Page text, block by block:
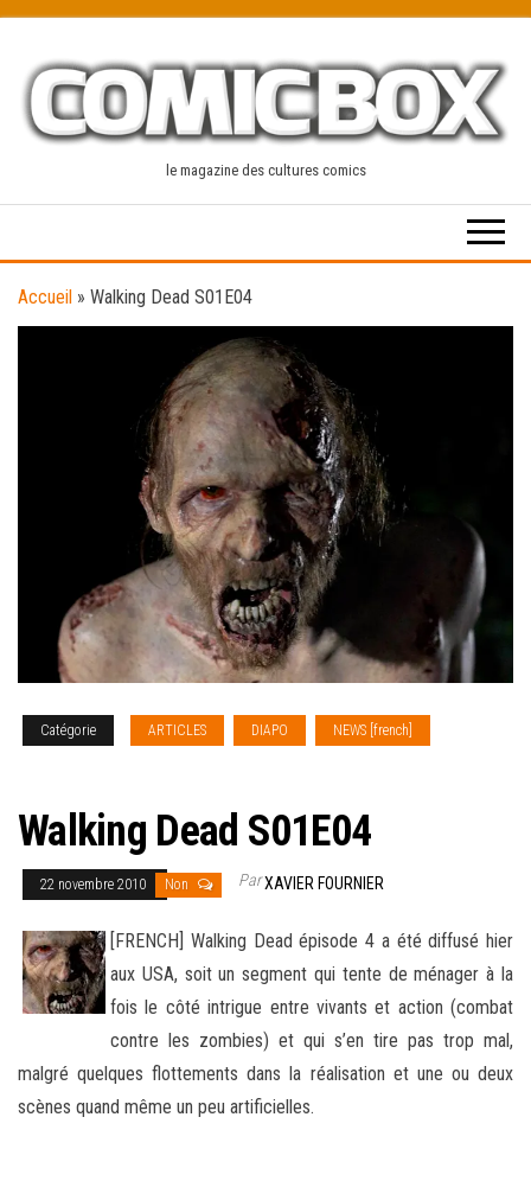
content
le magazine des cultures comics
Accueil » Walking Dead S01E04
Catégorie ARTICLES DIAPO NEWS [french]
Walking Dead S01E04
22 novembre 2010 Non ParXAVIER FOURNIER
[FRENCH] Walking Dead épisode 4 a été diffusé hier
aux USA, soit un segment qui tente de ménager à la
fois le côté intrigue entre vivants et action (combat
contre les zombies) et qui s’en tire pas trop mal,
malgré quelques flottements dans la réalisation et une ou deux
scènes quand même un peu artificielles.